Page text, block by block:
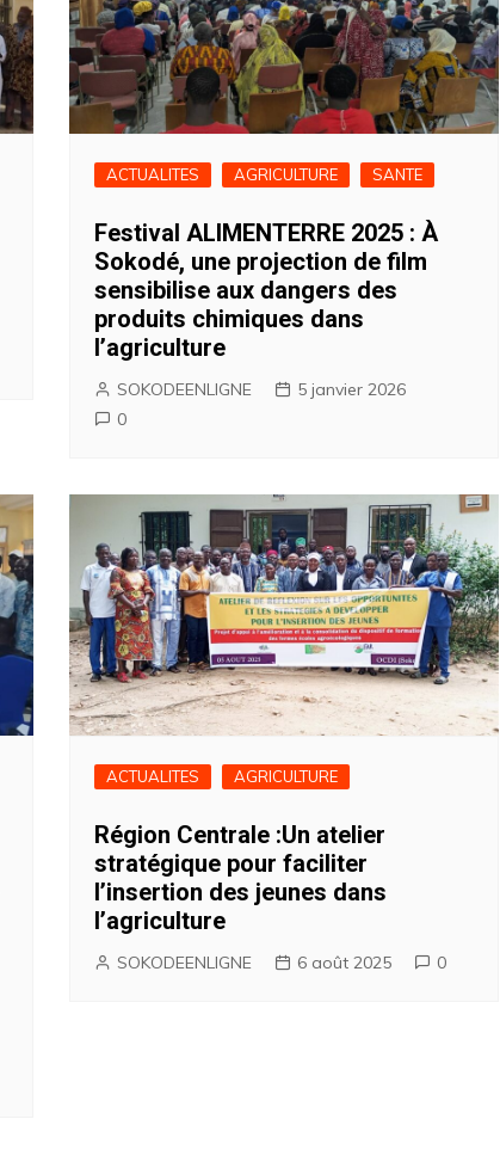
ACTUALITES AGRICULTURE SANTE
Festival ALIMENTERRE 2025 : À
Sokodé, une projection de film
sensibilise aux dangers des
produits chimiques dans
l’agriculture
SOKODEENLIGNE
5 janvier 2026
0
ACTUALITES AGRICULTURE
Région Centrale :Un atelier
stratégique pour faciliter
l’insertion des jeunes dans
l’agriculture
SOKODEENLIGNE 6 août 2025 0